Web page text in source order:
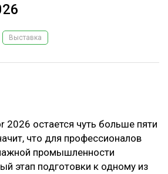
И ЗАЩИТА
Выставка
2026 остается чуть больше пяти
что для профессионалов
промышленности
этап подготовки к одному из